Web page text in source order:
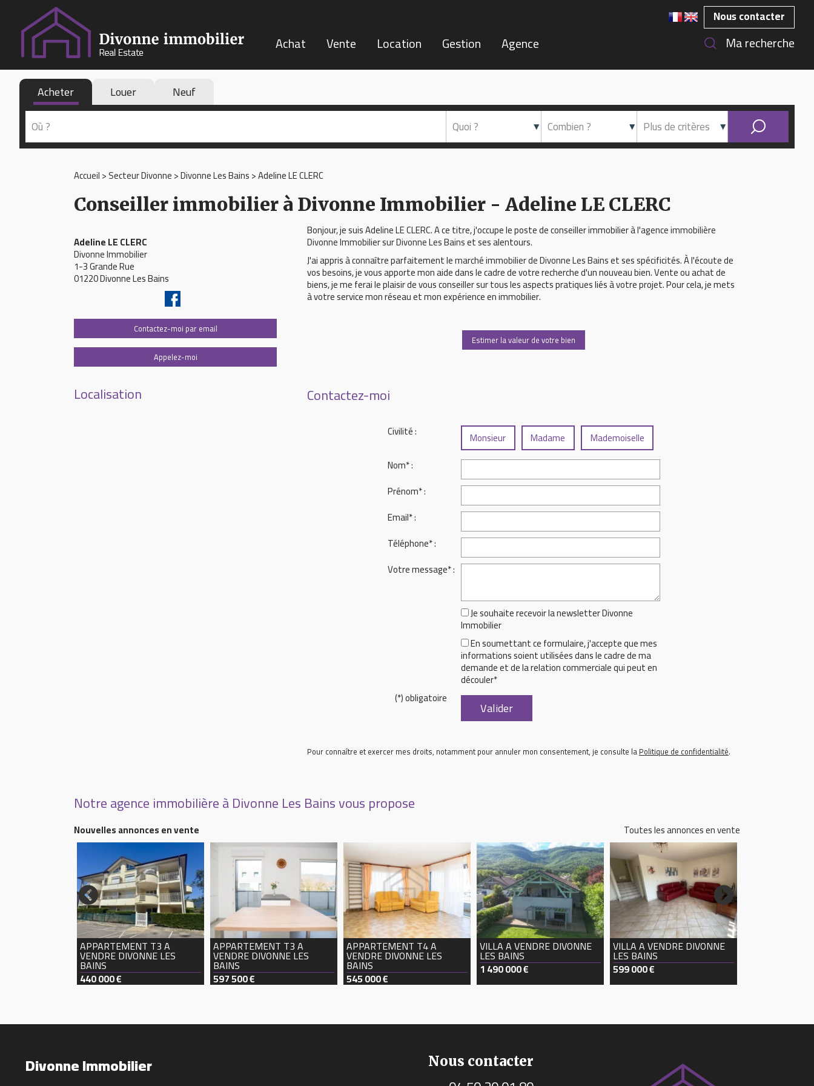
Ma recherche
Nous contacter
Achat Vente Location Gestion Agence
Acheter Louer Neuf
Accueil>Secteur Divonne>Divonne Les Bains>Adeline LE CLERC
Conseiller immobilier à Divonne Immobilier - Adeline LE CLERC
Adeline LE CLERC
Divonne Immobilier
1-3 Grande Rue
01220 Divonne Les Bains
Contactez-moi par email
Appelez-moi
Localisation
Bonjour, je suis Adeline LE CLERC. A ce titre, j'occupe le poste de conseiller immobilier à l'agence immobilière
Divonne Immobilier sur Divonne Les Bainset ses alentours.
J'ai appris à connaître parfaitement lemarché immobilier de Divonne Les Bainset ses spécificités. À l'écoute de
vos besoins, je vous apporte mon aide dans le cadre de votre recherche d'un nouveau bien. Vente ou achat de
biens, je me ferai le plaisir de vous conseiller sur tous les aspects pratiques liés à votre projet. Pour cela, je mets
à votre service mon réseau et mon expérience en immobilier.
Estimer la valeur de votre bien
Contactez-moi
Civilité : Monsieur Madame
Mademoiselle
Nom* :
Prénom* :
Email* :
Téléphone* :
Votre message* :
Je souhaite recevoir la newsletter Divonne
Immobilier
En soumettant ce formulaire, j'accepte que mes
informations soient utilisées dans le cadre de ma
demande et de la relation commerciale qui peut en
découler*
(*) obligatoire
Pour connaître et exercer mes droits, notamment pour annuler mon consentement, je consulte laPolitique de confidentialité.
Notre agence immobilière à Divonne Les Bains vous propose
Toutes les annonces en vente
Nouvelles annonces en vente
APPARTEMENT T3 A
VENDREDIVONNE LES
BAINS
440 000 €
APPARTEMENT T3 A
VENDREDIVONNE LES
BAINS
597 500 €
APPARTEMENT T4 A
VENDREDIVONNE LES
BAINS
545 000 €
VILLA A VENDREDIVONNE
LES BAINS
1 490 000 €
VILLA A VENDREDIVONNE
LES BAINS
599 000 €
Divonne Immobilier Nous contacter